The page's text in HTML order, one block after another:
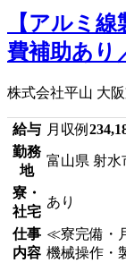
【アルミ
費補助あり
株式会社平山 大
給与 月収例
勤務
地
富山県 射水
寮・
社宅
あり
仕事
内容
≪寮完備・
機械操作・